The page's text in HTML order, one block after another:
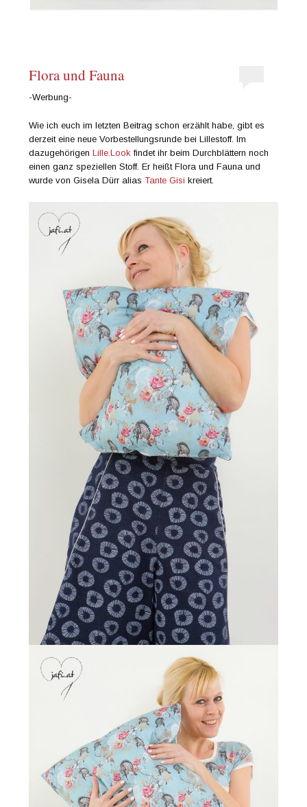
Flora und Fauna
-Werbung-
Wie ich euch im letzten Beitrag schon erzählt habe, gibt es
derzeit eine neue Vorbestellungsrunde bei Lillestoff. Im
dazugehörigenLille.Look findet ihr beim Durchblättern noch
einen ganz speziellen Stoff. Er heißt Flora und Fauna und
wurde von Gisela Dürr aliasTante Gisi kreiert.